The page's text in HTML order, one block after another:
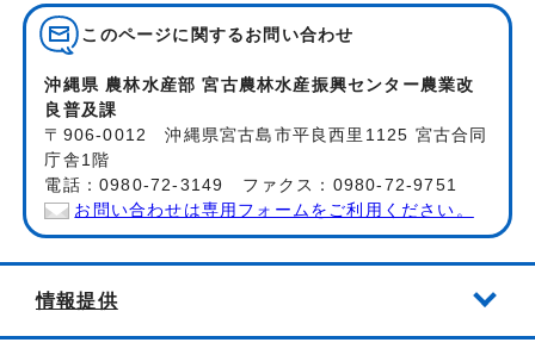
このページに関する お問い合わせ
沖縄県 農林水産部 宮古農林水産振興センター農業改
良普及課
〒906-0012 沖縄県宮古島市平良西里1125 宮古合同
庁舎1階
電話：0980-72-3149 ファクス：0980-72-9751
お問い合わせは専用フォームをご利用ください。
情報提供